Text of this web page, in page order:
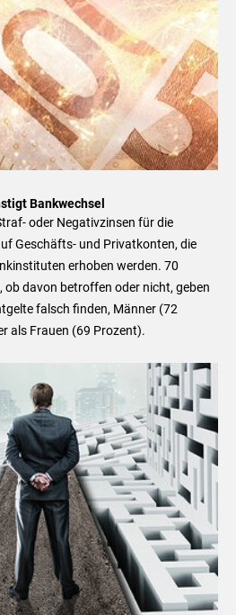
Bankwechsel
oder Negativzinsen für die
Geschäfts- und Privatkonten, die
erhoben werden. 70
ob davon betroffen oder nicht, geben
falsch finden, Männer (72
als Frauen (69 Prozent).